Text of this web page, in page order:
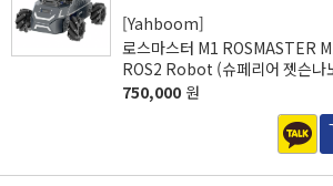
[Yahboom]
로스마스터 M1 ROSMASTER
ROS2 Robot (슈페리어 젯슨나
750,000 원